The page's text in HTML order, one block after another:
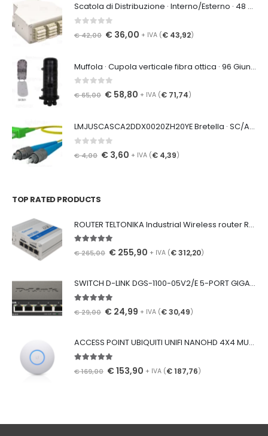
Scatola di Distribuzione · Interno/Esterno · 48 Giunzioni · 48 SC Adattatore · IP65 · Blocco a Vite
€42,00 € 36,00 + IVA (€ 43,92)
Muffola · Cupola verticale fibra ottica · 96 Giunzioni · IP65 · Chiusura a Morsetto
€65,00 € 58,80 + IVA (€ 71,74)
LMJUSCASCA2DDX0020ZH20YE Bretella · SC/APC - SC/APC · SM G652.D · Duplex · 2m · LSZH · 2.0mm · Giallo
€4,00 € 3,60 + IVA (€ 4,39)
TOP RATED PRODUCTS
ROUTER TELTONIKA Industrial Wireless router RUTX09 LTE CAT 6 GIGABIT
€265,00 € 255,90 + IVA (€312,20)
SWITCH D-LINK DGS-1100-05V2/E 5-PORT GIGABIT SMART MANAGED DESKTOP
€29,00 € 24,99 + IVA (€30,49)
ACCESS POINT UBIQUITI UNIFI NANOHD 4X4 MU-MIMO 802.11AC
€169,00 €153,90 + IVA (€187,76)